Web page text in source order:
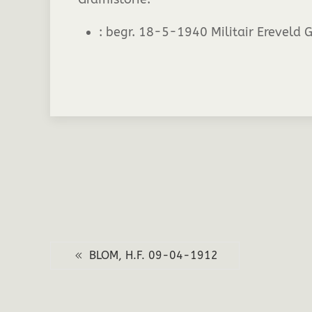
: begr. 18-5-1940 Militair Ereveld
BLOM, H.F. 09-04-1912